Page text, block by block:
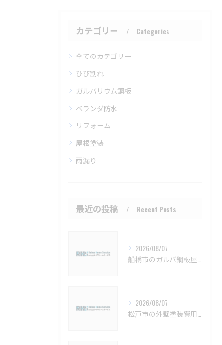
カテゴリー Categories
全てのカテゴリー
ひび割れ
ガルバリウム鋼板
ベランダ防水
リフォーム
屋根塗装
雨漏り
最近の投稿 Recent Posts
2026/08/07
2026/08/07